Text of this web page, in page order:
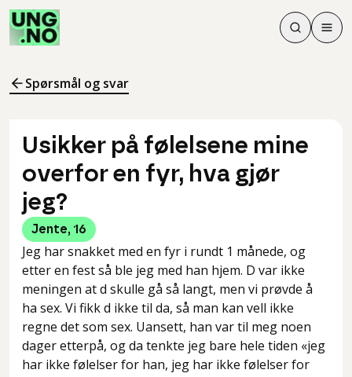
Søk
Søk
Meny
Spørsmål og svar
Usikker på følelsene mine
overfor en fyr, hva gjør
jeg?
Jente, 16
Jeg har snakket med en fyr i rundt 1 månede, og
etter en fest så ble jeg med han hjem. D var ikke
meningen at d skulle gå så langt, men vi prøvde å
ha sex. Vi fikk d ikke til da, så man kan vell ikke
regne det som sex. Uansett, han var til meg noen
dager etterpå, og da tenkte jeg bare hele tiden «jeg
har ikke følelser for han, jeg har ikke følelser for